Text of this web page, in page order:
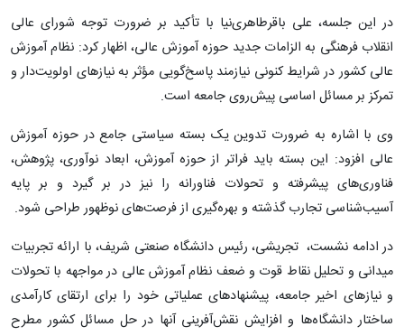
در این جلسه، علی باقرطاهری‌نیا با تأکید بر ضرورت توجه شورای عالی
انقلاب فرهنگی به الزامات جدید حوزه آموزش عالی، اظهار کرد: نظام آموزش
عالی کشور در شرایط کنونی نیازمند پاسخ‌گویی مؤثر به نیاز‌های اولویت‌دار و
تمرکز بر مسائل اساسی پیش‌روی جامعه است.
وی با اشاره به ضرورت تدوین یک بسته سیاستی جامع در حوزه آموزش
عالی افزود: این بسته باید فراتر از حوزه آموزش، ابعاد نوآوری، پژوهش،
فناوری‌های پیشرفته و تحولات فناورانه را نیز در بر گیرد و بر پایه
آسیب‌شناسی تجارب گذشته و بهره‌گیری از فرصت‌های نوظهور طراحی شود.
در ادامه نشست، تجریشی، رئیس دانشگاه صنعتی شریف، با ارائه تجربیات
میدانی و تحلیل نقاط قوت و ضعف نظام آموزش عالی در مواجهه با تحولات
و نیاز‌های اخیر جامعه، پیشنهاد‌های عملیاتی خود را برای ارتقای کارآمدی
ساختار دانشگاه‌ها و افزایش نقش‌آفرینی آنها در حل مسائل کشور مطرح